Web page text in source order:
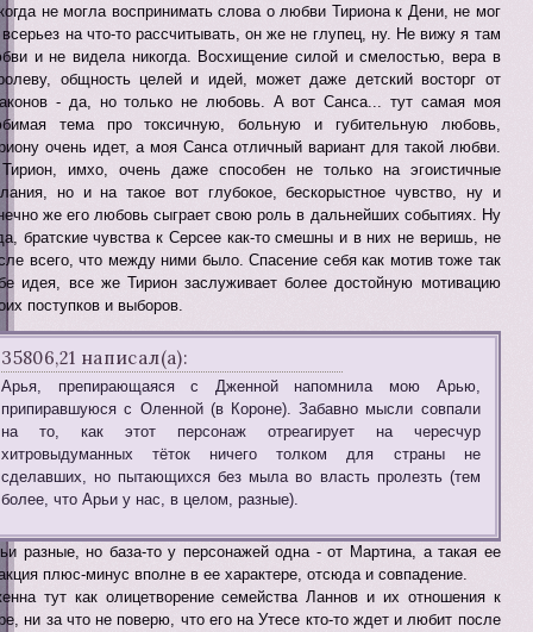
не могла воспринимать слова о любви Тириона к Дени, не мог
на что-то рассчитывать, он же не глупец, ну. Не вижу я там
и не видела никогда. Восхищение силой и смелостью, вера в
общность целей и идей, может даже детский восторг от
- да, но только не любовь. А вот Санса... тут самая моя
тема про токсичную, больную и губительную любовь,
очень идет, а моя Санса отличный вариант для такой любви.
имхо, очень даже способен не только на эгоистичные
но и на такое вот глубокое, бескорыстное чувство, ну и
же его любовь сыграет свою роль в дальнейших событиях. Ну
братские чувства к Серсее как-то смешны и в них не веришь, не
всего, что между ними было. Спасение себя как мотив тоже так
идея, все же Тирион заслуживает более достойную мотивацию
поступков и выборов.
35806,21 написал(а):
Арья, препирающаяся с Дженной напомнила мою Арью,
припиравшуюся с Оленной (в Короне). Забавно мысли совпали
на то, как этот персонаж отреагирует на чересчур
хитровыдуманных тёток ничего толком для страны не
сделавших, но пытающихся без мыла во власть пролезть (тем
более, что Арьи у нас, в целом, разные).
разные, но база-то у персонажей одна - от Мартина, а такая ее
плюс-минус вполне в ее характере, отсюда и совпадение.
тут как олицетворение семейства Ланнов и их отношения к
ни за что не поверю, что его на Утесе кто-то ждет и любит после